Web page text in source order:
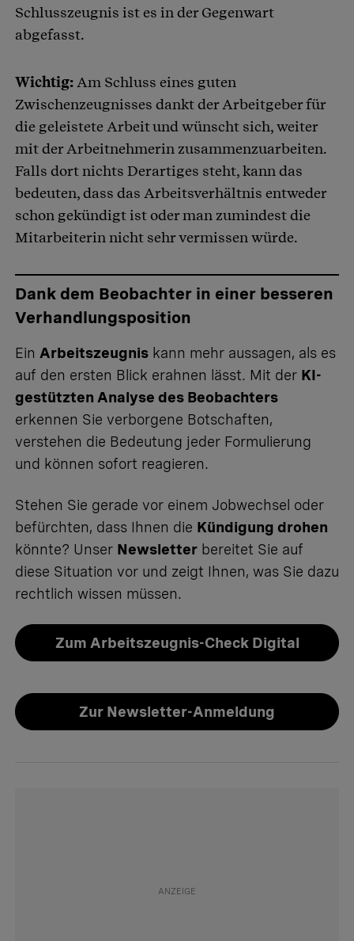
Schlusszeugnis ist es in der Gegenwart
abgefasst.
Wichtig:Am Schluss eines guten
Zwischenzeugnisses dankt der Arbeitgeber für
die geleistete Arbeit und wünscht sich, weiter
mit der Arbeitnehmerin zusammenzuarbeiten.
Falls dort nichts Derartiges steht, kann das
bedeuten, dass das Arbeitsverhältnis entweder
schon gekündigt ist oder man zumindest die
Mitarbeiterin nicht sehr vermissen würde.
Dank dem Beobachter in einer besseren
Verhandlungsposition
Ein Arbeitszeugnis kann mehr aussagen, als es
auf den ersten Blick erahnen lässt. Mit der KI-
gestützten Analyse des Beobachters
erkennen Sie verborgene Botschaften,
verstehen die Bedeutung jeder Formulierung
und können sofort reagieren.
Stehen Sie gerade vor einem Jobwechsel oder
befürchten, dass Ihnen die Kündigung drohen
könnte? Unser Newsletter bereitet Sie auf
diese Situation vor und zeigt Ihnen, was Sie dazu
rechtlich wissen müssen.
Zum Arbeitszeugnis-Check Digital
Zur Newsletter-Anmeldung